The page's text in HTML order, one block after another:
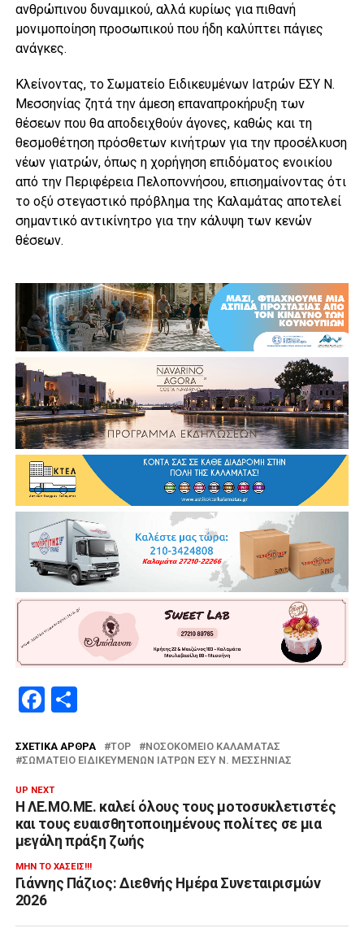
ανθρώπινου δυναμικού, αλλά κυρίως για πιθανή
μονιμοποίηση προσωπικού που ήδη καλύπτει πάγιες
ανάγκες.
Κλείνοντας, το Σωματείο Ειδικευμένων Ιατρών ΕΣΥ Ν.
Μεσσηνίας ζητά την άμεση επαναπροκήρυξη των
θέσεων που θα αποδειχθούν άγονες, καθώς και τη
θεσμοθέτηση πρόσθετων κινήτρων για την προσέλκυση
νέων γιατρών, όπως η χορήγηση επιδόματος ενοικίου
από την Περιφέρεια Πελοποννήσου, επισημαίνοντας ότι
το οξύ στεγαστικό πρόβλημα της Καλαμάτας αποτελεί
σημαντικό αντικίνητρο για την κάλυψη των κενών
θέσεων.
Facebook
Μοιραστείτε
ΣΧΕΤΙΚΆ ΆΡΘΡΑ TOP
ΝΟΣΟΚΟΜΕΊΟ ΚΑΛΑΜΆΤΑΣ
ΣΩΜΑΤΕΊΟ ΕΙΔΙΚΕΥΜΈΝΩΝ ΙΑΤΡΏΝ ΕΣΥ Ν. ΜΕΣΣΗΝΊΑΣ
UP NEXT
Η ΛΕ.ΜΟ.ΜΕ. καλεί όλους τους μοτοσυκλετιστές
και τους ευαισθητοποιημένους πολίτες σε μια
μεγάλη πράξη ζωής
ΜΗΝ ΤΟ ΧΆΣΕΙΣ!!!
Γιάννης Πάζιος: Διεθνής Ημέρα Συνεταιρισμών
2026